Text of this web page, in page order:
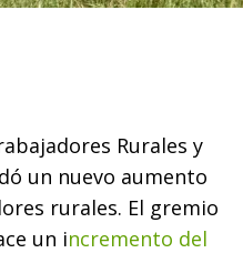
Rurales y
un nuevo aumento
rurales. El gremio
un incremento del